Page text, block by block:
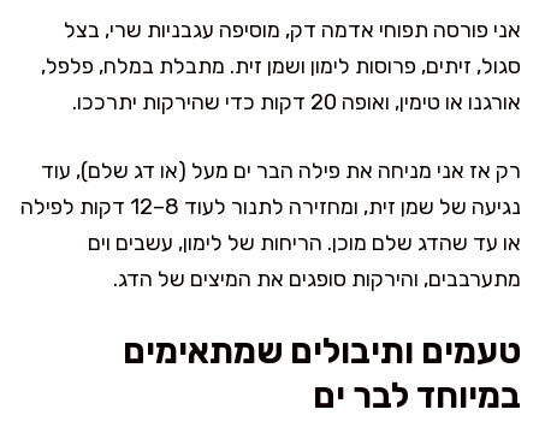
אני פורסה תפוחי אדמה דק, מוסיפה עגבניות שרי, בצל
סגול, זיתים, פרוסות לימון ושמן זית. מתבלת במלח, פלפל,
אורגנו או טימין, ואופה 20 דקות כדי שהירקות יתרככו.
רק אז אני מניחה את פילה הבר ים מעל (או דג שלם), עוד
נגיעה של שמן זית, ומחזירה לתנור לעוד 8–12 דקות לפילה
או עד שהדג שלם מוכן. הריחות של לימון, עשבים וים
מתערבבים, והירקות סופגים את המיצים של הדג.
טעמים ותיבולים שמתאימים
במיוחד לבר ים